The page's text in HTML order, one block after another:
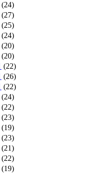
(24)
(27)
(25)
(24)
(20)
(20)
(22)
(26)
(22)
(24)
(22)
(23)
(19)
(23)
(21)
(22)
(19)